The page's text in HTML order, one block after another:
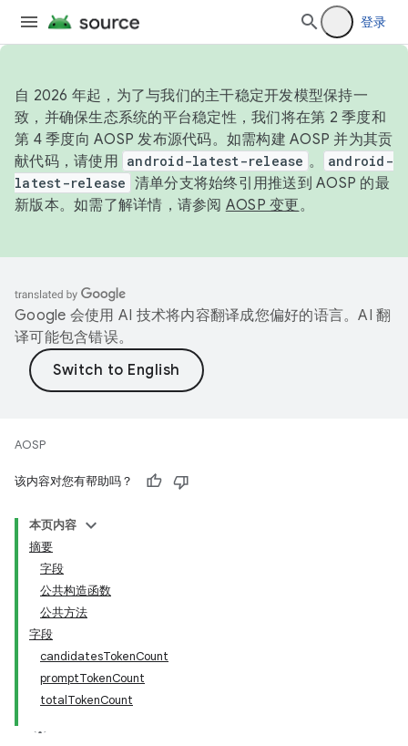
登录
自 2026 年起，为了与我们的主干稳定开发模型保持一
致，并确保生态系统的平台稳定性，我们将在第 2 季度和
第 4 季度向 AOSP 发布源代码。如需构建 AOSP 并为其贡
献代码，请使用 android-latest-release 。
android-
latest-release 清单分支将始终引用推送到 AOSP 的最
新版本。如需了解详情，请参阅 AOSP 变更。
Google 会使用 AI 技术将内容翻译成您偏好的语言。AI 翻
译可能包含错误。
AOSP
该内容对您有帮助吗？
本页内容
摘要
字段
公共构造函数
公共方法
字段
candidatesTokenCount
promptTokenCount
totalTokenCount